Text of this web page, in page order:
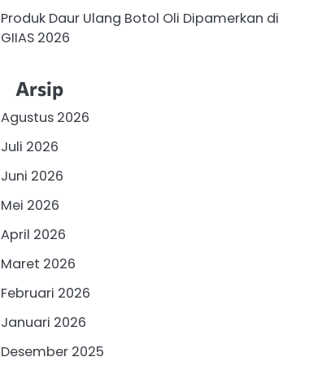
Produk Daur Ulang Botol Oli Dipamerkan di
GIIAS 2026
Arsip
Agustus 2026
Juli 2026
Juni 2026
Mei 2026
April 2026
Maret 2026
Februari 2026
Januari 2026
Desember 2025